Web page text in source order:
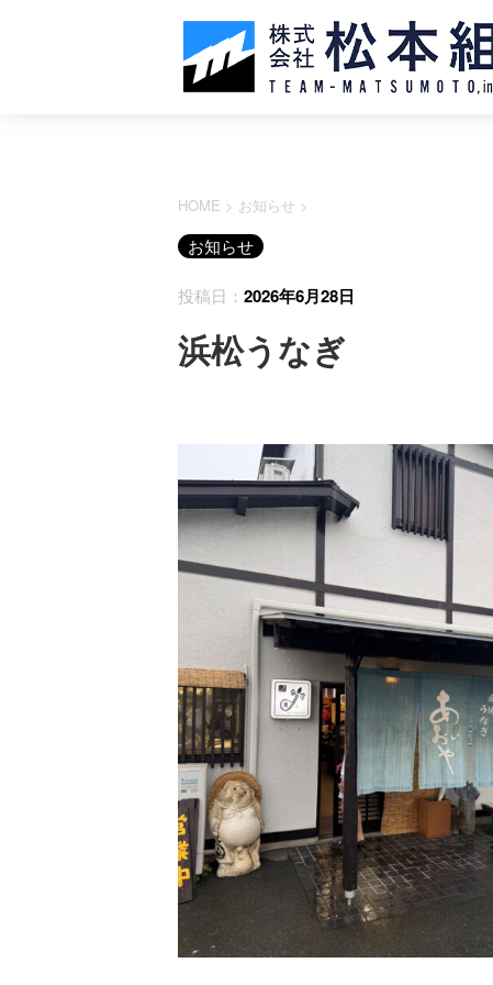
HOME > お知らせ >
お知らせ
投稿日： 2026年6月28日
浜松うなぎ